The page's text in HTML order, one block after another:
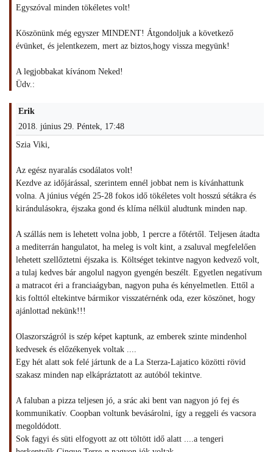
Egyszóval minden tökéletes volt!
Köszönünk még egyszer MINDENT! Átgondoljuk a következő
évünket, és jelentkezem, mert az biztos,hogy vissza megyünk!
A legjobbakat kívánom Neked!
Üdv.:
Erik
2018. június 29. Péntek, 17:48
Szia Viki,
Az egész nyaralás csodálatos volt!
Kezdve az időjárással, szerintem ennél jobbat nem is kívánhattunk
volna. A június végén 25-28 fokos idő tökéletes volt hosszú sétákra és
kirándulásokra, éjszaka gond és klíma nélkül aludtunk minden nap.
A szállás nem is lehetett volna jobb, 1 percre a főtértől. Teljesen átadta
a mediterrán hangulatot, ha meleg is volt kint, a zsaluval megfelelően
lehetett szellőztetni éjszaka is. Költséget tekintve nagyon kedvező volt,
a tulaj kedves bár angolul nagyon gyengén beszélt. Egyetlen negatívum
a matracot éri a franciaágyban, nagyon puha és kényelmetlen. Ettől a
kis folttól eltekintve bármikor visszatérnénk oda, ezer köszönet, hogy
ajánlottad nekünk!!!
Olaszországról is szép képet kaptunk, az emberek szinte mindenhol
kedvesek és előzékenyek voltak ....
Egy hét alatt sok felé jártunk de a La Sterza-Lajatico közötti rövid
szakasz minden nap elkápráztatott az autóból tekintve.
A faluban a pizza teljesen jó, a srác aki bent van nagyon jó fej és
kommunikatív. Coopban voltunk bevásárolni, így a reggeli és vacsora
megoldódott.
Sok fagyi és süti elfogyott az ott töltött idő alatt ....a tengeri